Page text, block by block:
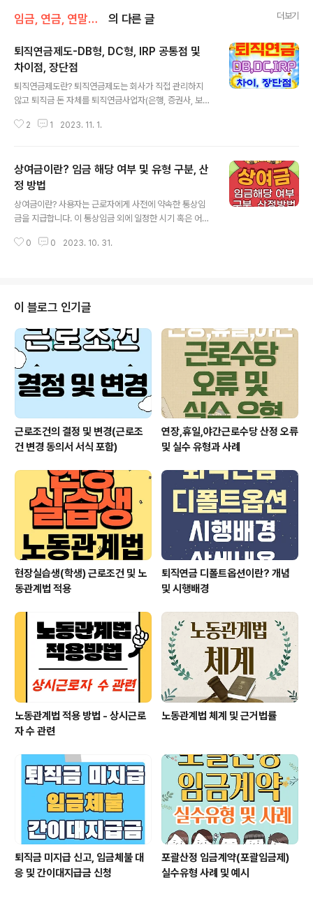
임금, 연금, 연말정산 의 다른 글 더보기
퇴직연금제도-DB형, DC형, IRP 공통점 및
차이점, 장단점
퇴직연금제도란? 퇴직연금제도는 회사가 직접 관리하지
않고 퇴직금 돈 자체를 퇴직연금사업자(은행, 증권사, 보험
다. 과거에는 퇴직금이라는 것이 근로자 퇴직 후 생활을 보
제가 있었다. 퇴직연금제도는 2005년 근로자퇴직급여보
장법이 제정되며 함께 도입되었으며, 내가 다니는 회사가
망했을 경우 퇴직금을 못 받는 불상사를 막기 위해 근로자
의 퇴직금을 퇴직연금사업자(은행,증권사,보험사)에 미리
위탁을 해 정상적인 퇴직금 수령이 가능하도록 합니다. 의
외로 적지 않은 직장인들이 본인이 퇴직연금에 가입되어
2 1 2023. 11. 1.
상여금이란? 임금 해당 여부 및 유형 구분, 산
정 방법
상여금이란? 사용자는 근로자에게 사전에 약속한 통상임
금을 지급합니다. 이 통상임금 외에 일정한 시기 혹은 어떠
다. 다시 말해, 임금 이외에 특별히 지급되는 돈으로 [보너
이 상여금 지급은 법적으로 꼭 지급해야 하는 [법정 수당]
이 아닌 [약정 수당]입니다. 상여금은 [약정 수당]이기 때문
에 지급여부·지급기준·지급대상·지급금액 등을 취업규칙이
나 단체협약 등으로 정함이 가능합니다. 과거에는 사용자
가 장시간 근로에 따른 연장근로수당·휴일근로수당·야간근
로수당의 지급 부담을 줄일 목적으로 통상임금 산..
0 0 2023. 10. 31.
이 블로그 인기글
근로조건의 결정 및 변경(근로조
건 변경 동의서 서식 포함)
연장,휴일,야간근로수당 산정 오류
및 실수 유형과 사례
현장실습생(학생) 근로조건 및 노
동관계법 적용
퇴직연금 디폴트옵션이란? 개념
및 시행배경
노동관계법 적용 방법 - 상시근로
자 수 관련
노동관계법 체계 및 근거법률
퇴직금 미지급 신고, 임금체불 대
응 및 간이대지급금 신청
포괄산정 임금계약(포괄임금제)
실수유형 사례 및 예시